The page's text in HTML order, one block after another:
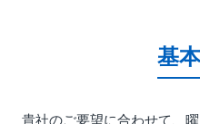
基
貴社のご要望に合わせて、